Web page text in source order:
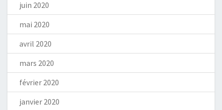
juin 2020
mai 2020
avril 2020
mars 2020
février 2020
janvier 2020